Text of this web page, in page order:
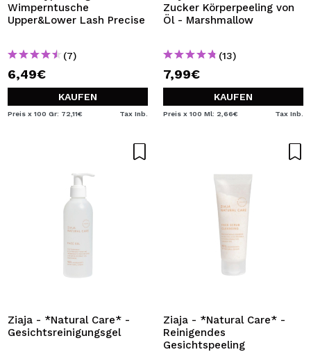
Wimperntusche
Upper&Lower Lash Precise
(7)
6,49€
KAUFEN
Preis x 100 Gr: 72,11€ Tax Inb.
Zucker Körperpeeling von
Öl - Marshmallow
(13)
7,99€
KAUFEN
Preis x 100 Ml: 2,66€ Tax Inb.
Ziaja - *Natural Care* -
Gesichtsreinigungsgel
Ziaja - *Natural Care* -
Reinigendes
Gesichtspeeling